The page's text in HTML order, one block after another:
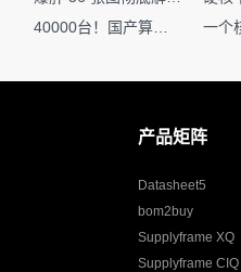
产品矩阵
Datasheet5
bom2buy
Supplyframe XQ
Supplyframe CIQ